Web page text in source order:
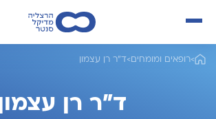
>רופאים ומומחים>ד"ר רן עצמון
ד"ר רן